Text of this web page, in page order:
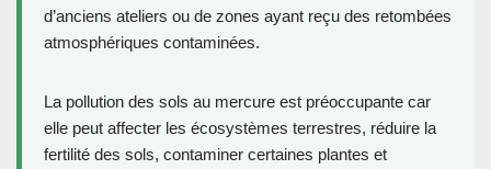
d’anciens ateliers ou de zones ayant reçu des retombées
atmosphériques contaminées.
La pollution des sols au mercure est préoccupante car
elle peut affecter les écosystèmes terrestres, réduire la
fertilité des sols, contaminer certaines plantes et